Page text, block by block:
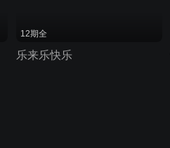
12期全
乐来乐快乐